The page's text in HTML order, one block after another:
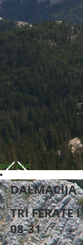
prev next
DALMACIJA
TRI FERATE
08-31